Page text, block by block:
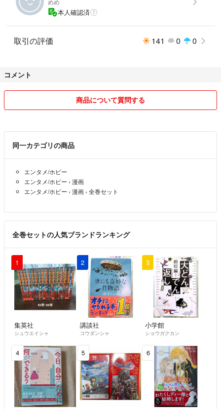
シリーズ名：裏少年サンデーコミックス
価格：618円（税抜）
読者対象：一般
41-50
めめ
本人確認済
取引の評価 141 0 0
コメント
商品について質問する
同一カテゴリの商品
エンタメ/ホビー
エンタメ/ホビー › 漫画
エンタメ/ホビー › 漫画 › 全巻セット
全巻セットの人気ブランドランキング
1
集英社
シュウエイシャ
2
講談社
コウダンシャ
3
小学館
ショウガクカン
4 5 6